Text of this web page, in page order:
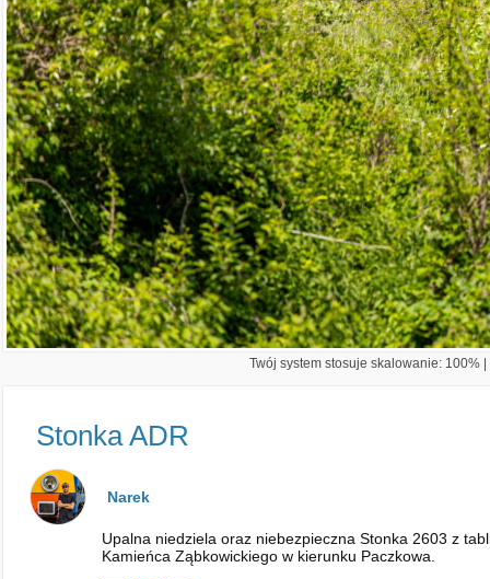
Twój system stosuje skalowanie: 100%
Stonka ADR
Narek
Upalna niedziela oraz niebezpieczna Stonka 2603 z
Kamieńca Ząbkowickiego w kierunku Paczkowa.